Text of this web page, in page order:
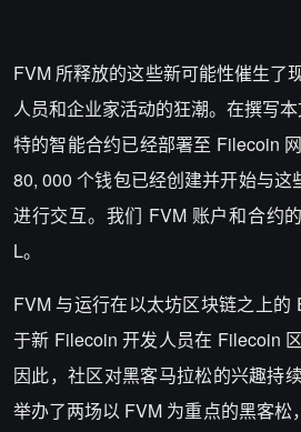
FVM 所释放的这些新可能性催生了
人员和企业家活动的狂潮。在撰写
特的智能合约已经部署至 Filecoin
80, 000 个钱包已经创建并开始与这
进行交互。我们 FVM 账户和合约
L。
FVM 与运行在以太坊区块链之上的
于新 Filecoin 开发人员在 Filecoin
因此，社区对黑客马拉松的兴趣持
举办了两场以 FVM 为重点的黑客松